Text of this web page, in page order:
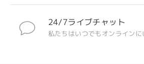
24/7ライブチャット
私たちはいつでもオンラインに